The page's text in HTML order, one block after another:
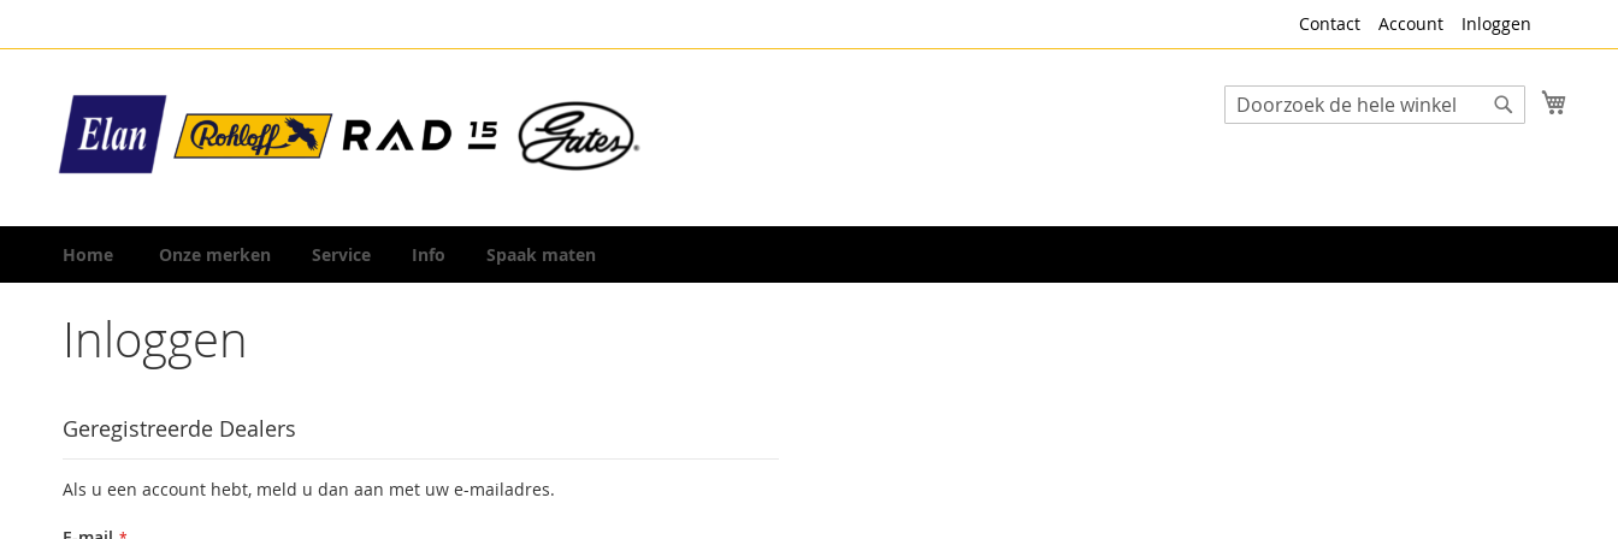
naar
inhoud
Contact Account Inloggen
Search
Home Onze merken Service Info Spaak maten
Inloggen
Geregistreerde Dealers
Als u een account hebt, meld u dan aan met uw e-mailadres.